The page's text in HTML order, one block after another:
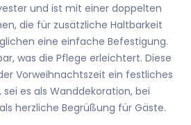
und ist mit einer doppelten
die für zusätzliche Haltbarkeit
eine einfache Befestigung.
was die Pflege erleichtert. Diese
Vorweihnachtszeit ein festliches
es als Wanddekoration, bei
herzliche Begrüßung für Gäste.